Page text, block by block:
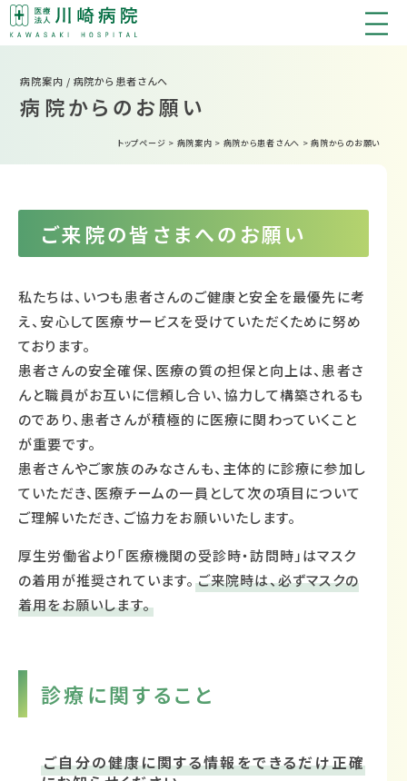
病院案内 / 病院から患者さんへ
病院からのお願い
トップページ > 病院案内 > 病院から患者さんへ >病院からのお願い
ご来院の皆さまへのお願い
私たちは、いつも患者さんのご健康と安全を最優先に考
え、安心して医療サービスを受けていただくために努め
ております。
患者さんの安全確保、医療の質の担保と向上は、患者さ
んと職員がお互いに信頼し合い、協力して構築されるも
のであり、患者さんが積極的に医療に関わっていくこと
が重要です。
患者さんやご家族のみなさんも、主体的に診療に参加し
ていただき、医療チームの一員として次の項目について
ご理解いただき、ご協力をお願いいたします。
厚生労働省より「医療機関の受診時・訪問時」はマスク
の着用が推奨されています。 ご来院時は、必ずマスクの
着用をお願いします。
診療に関すること
ご自分の健康に関する情報をできるだけ正確